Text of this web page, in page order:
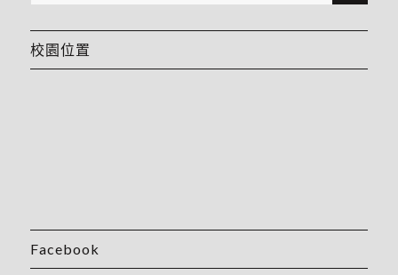
校園位置
Facebook